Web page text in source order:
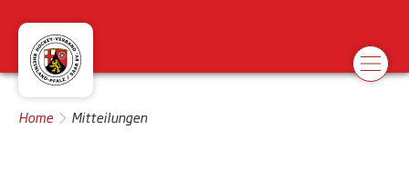
Home Mitteilungen